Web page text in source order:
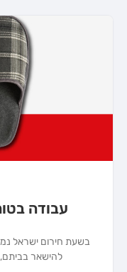
עבודה
בשעת חירום ישראל
להישאר